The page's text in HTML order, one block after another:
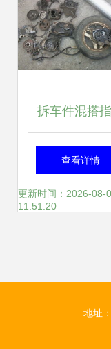
拆车件混搭
DIO18前圈、
排气与汽车内
查看详情
更新时间：2026-08-
11:51:20
地址